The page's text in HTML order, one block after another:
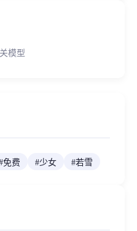
模型
免费 #少女 #若雪